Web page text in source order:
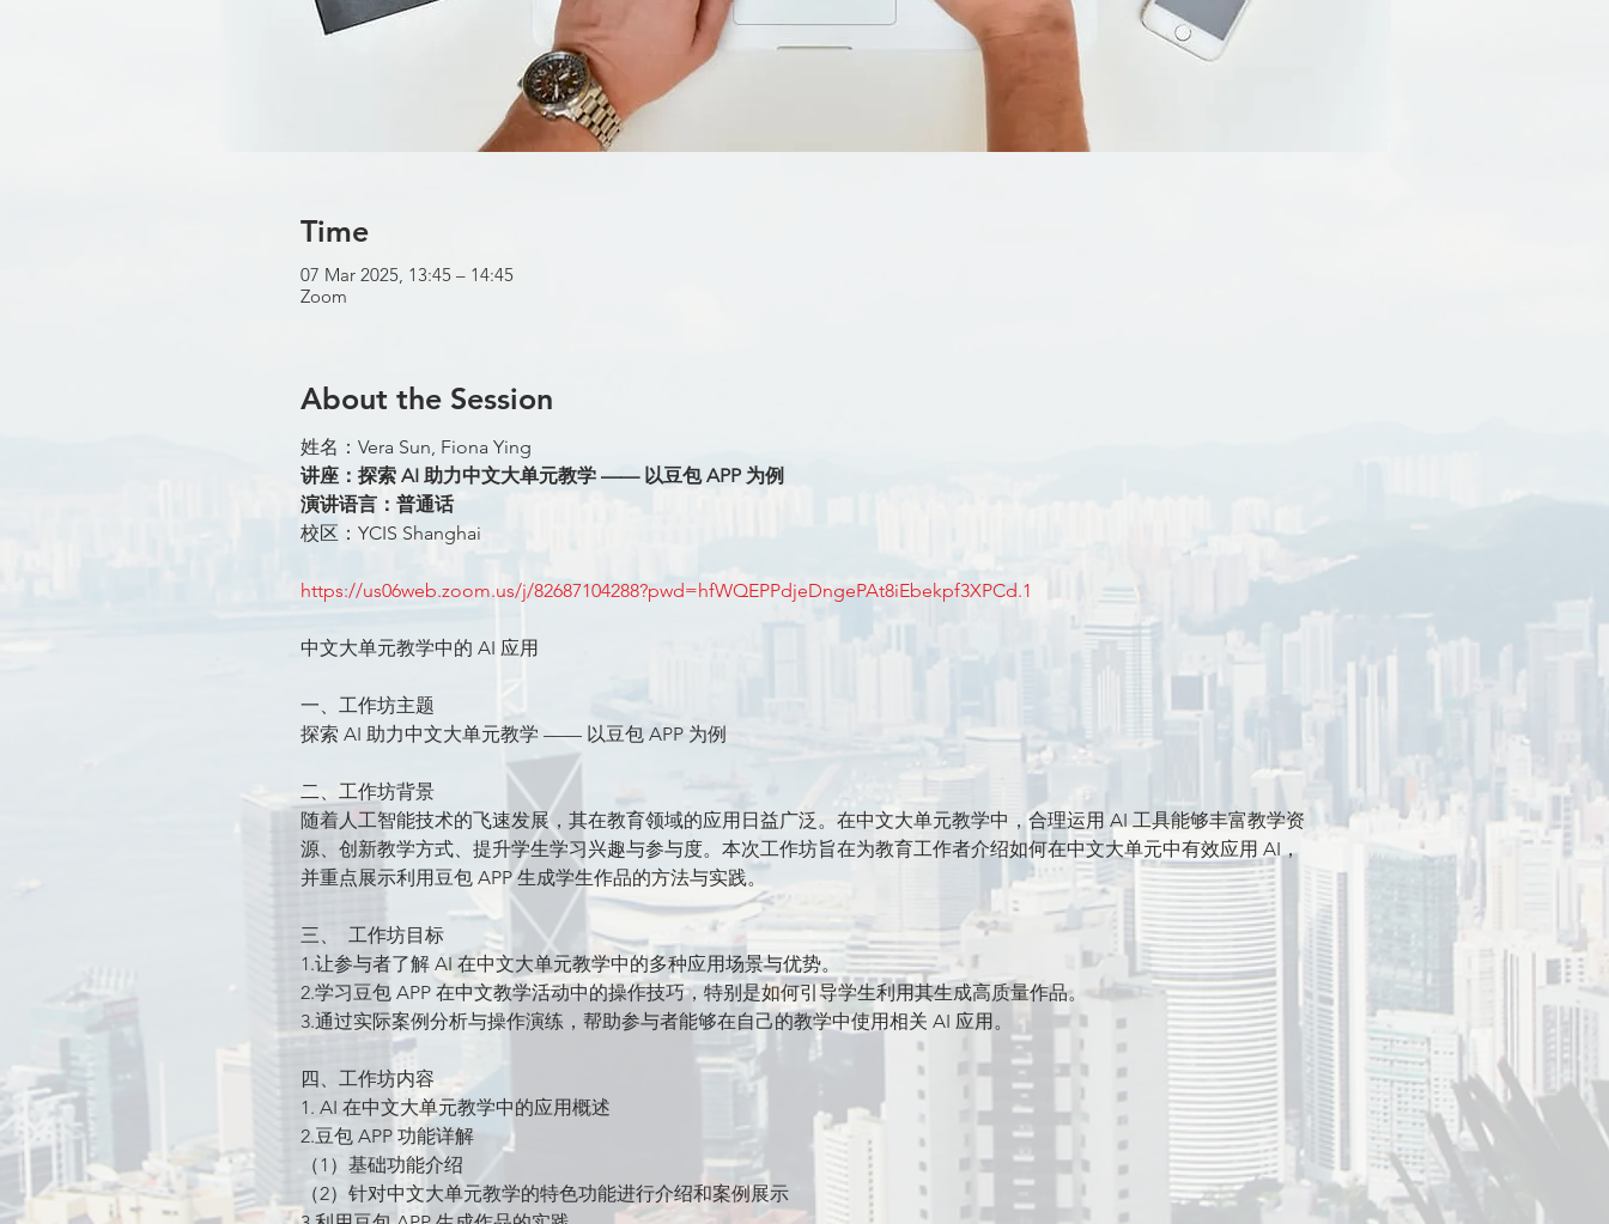
Time
07 Mar 2025, 13:45 – 14:45
Zoom
About the Session
姓名：Vera Sun, Fiona Ying
讲座：探索 AI 助力中文大单元教学 —— 以豆包 APP 为例
演讲语言：普通话
校区：YCIS Shanghai
https://us06web.zoom.us/j/82687104288?pwd=hfWQEPPdjeDngePAt8iEbekpf3XPCd.1
中文大单元教学中的 AI 应用
一、工作坊主题
探索 AI 助力中文大单元教学 —— 以豆包 APP 为例
二、工作坊背景
随着人工智能技术的飞速发展，其在教育领域的应用日益广泛。在中文大单元教学中，合理运用 AI 工具能够丰富教学资
源、创新教学方式、提升学生学习兴趣与参与度。本次工作坊旨在为教育工作者介绍如何在中文大单元中有效应用 AI，
并重点展示利用豆包 APP 生成学生作品的方法与实践。
三、	工作坊目标
1.让参与者了解 AI 在中文大单元教学中的多种应用场景与优势。
2.学习豆包 APP 在中文教学活动中的操作技巧，特别是如何引导学生利用其生成高质量作品。
3.通过实际案例分析与操作演练，帮助参与者能够在自己的教学中使用相关 AI 应用。
四、工作坊内容
1. AI 在中文大单元教学中的应用概述
2.豆包 APP 功能详解
（1）基础功能介绍
（2）针对中文大单元教学的特色功能进行介绍和案例展示